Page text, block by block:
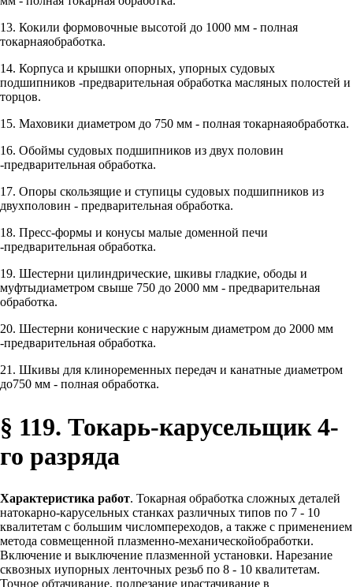
13. Кокили формовочные высотой до 1000 мм - полная
токарнаяобработка.
14. Корпуса и крышки опорных, упорных судовых
подшипников -предварительная обработка масляных полостей и
торцов.
15. Маховики диаметром до 750 мм - полная токарнаяобработка.
16. Обоймы судовых подшипников из двух половин
-предварительная обработка.
17. Опоры скользящие и ступицы судовых подшипников из
двухполовин - предварительная обработка.
18. Пресс-формы и конусы малые доменной печи
-предварительная обработка.
19. Шестерни цилиндрические, шкивы гладкие, ободы и
муфтыдиаметром свыше 750 до 2000 мм - предварительная
обработка.
20. Шестерни конические с наружным диаметром до 2000 мм
-предварительная обработка.
21. Шкивы для клиноременных передач и канатные диаметром
до750 мм - полная обработка.
§ 119. Токарь-карусельщик 4-
го разряда
Характеристика работ. Токарная обработка сложных деталей
натокарно-карусельных станках различных типов по 7 - 10
квалитетам с большим числомпереходов, а также с применением
метода совмещенной плазменно-механическойобработки.
Включение и выключение плазменной установки. Нарезание
сквозных иупорных ленточных резьб по 8 - 10 квалитетам.
Точное обтачивание, подрезание ирастачивание в